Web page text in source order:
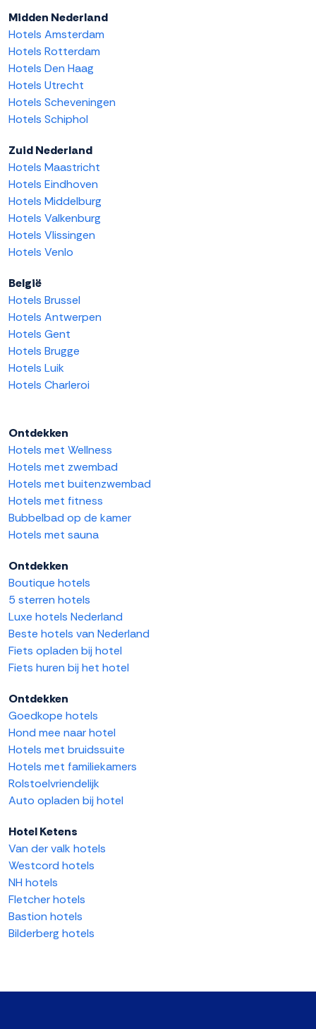
Midden Nederland
Hotels Amsterdam
Hotels Rotterdam
Hotels Den Haag
Hotels Utrecht
Hotels Scheveningen
Hotels Schiphol
Zuid Nederland
Hotels Maastricht
Hotels Eindhoven
Hotels Middelburg
Hotels Valkenburg
Hotels Vlissingen
Hotels Venlo
België
Hotels Brussel
Hotels Antwerpen
Hotels Gent
Hotels Brugge
Hotels Luik
Hotels Charleroi
Ontdekken
Hotels met Wellness
Hotels met zwembad
Hotels met buitenzwembad
Hotels met fitness
Bubbelbad op de kamer
Hotels met sauna
Ontdekken
Boutique hotels
5 sterren hotels
Luxe hotels Nederland
Beste hotels van Nederland
Fiets opladen bij hotel
Fiets huren bij het hotel
Ontdekken
Goedkope hotels
Hond mee naar hotel
Hotels met bruidssuite
Hotels met familiekamers
Rolstoelvriendelijk
Auto opladen bij hotel
Hotel Ketens
Van der valk hotels
Westcord hotels
NH hotels
Fletcher hotels
Bastion hotels
Bilderberg hotels